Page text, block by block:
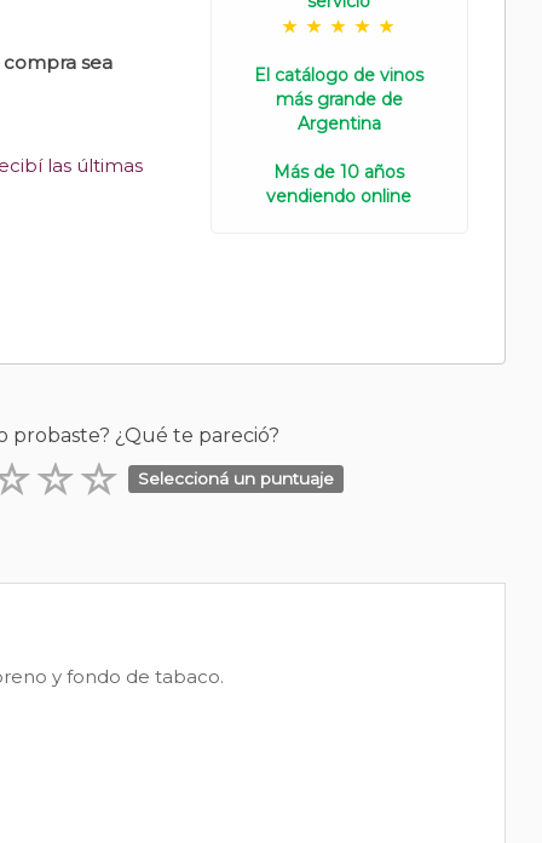
sea
las últimas
El catálogo de vinos
más grande de
Argentina
Más de 10 años
vendiendo online
probaste? ¿Qué te pareció?
Seleccioná un puntuaje
y fondo de tabaco.